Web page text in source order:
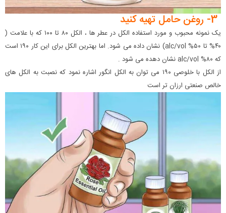
یک نمونه محبوب و مورد استفاده الکل در عطر ها ، الکل ۸۰ تا ۱۰۰ که با علامت (
۴۰% تا ۵۰% alc/vol) نشان داده می شود. اما بهترین الکل برای این کار ۱۹۰ است
که ۸۰% alc/vol نشان دهده می شود .
از الکل با خلوصی ۱۹۰ می توان به الکل انگور اشاره نمود که نصبت به الکل های
خالص صنعتی ارزان تر است